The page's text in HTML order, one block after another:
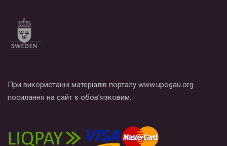
При використанні матеріалів порталу www.upogau.org
посилання на сайт є обов’язковим.